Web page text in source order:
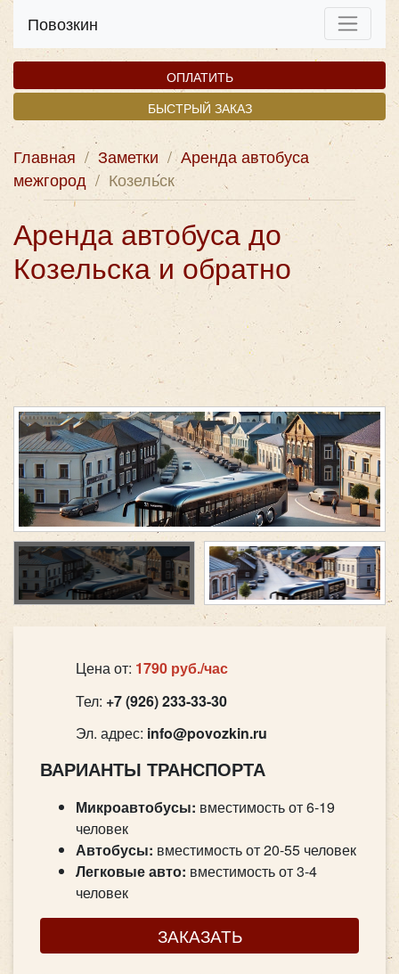
Повозкин
ОПЛАТИТЬ
БЫСТРЫЙ ЗАКАЗ
Главная / Заметки / Аренда автобуса
межгород / Козельск
Аренда автобуса до
Козельска и обратно
Цена от: 1790 руб./час
Тел: +7 (926) 233-33-30
Эл. адрес: info@povozkin.ru
ВАРИАНТЫ ТРАНСПОРТА
Микроавтобусы: вместимость от 6-19
человек
Автобусы: вместимость от 20-55 человек
Легковые авто: вместимость от 3-4
человек
ЗАКАЗАТЬ